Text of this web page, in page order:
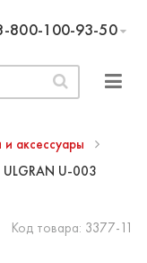
800-100-93-50
аксессуары
ULGRAN U-003
Код товара: 3377-11